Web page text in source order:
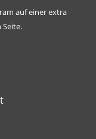
auf einer extra